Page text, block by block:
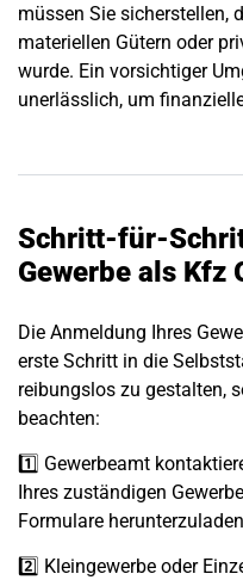
müssen Sie sicherstellen,
materiellen Gütern oder
wurde. Ein vorsichtiger
unerlässlich, um
Schritt-für-
Gewerbe als Kfz
Die Anmeldung Ihres
erste Schritt in die
reibungslos zu gestalten,
beachten:
1️⃣ Gewerbeamt
Ihres zuständigen
Formulare
2️⃣ Kleingewerbe oder